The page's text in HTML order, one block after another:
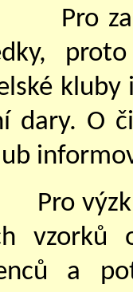
Pro
dary. O
Pro
vzorků
a